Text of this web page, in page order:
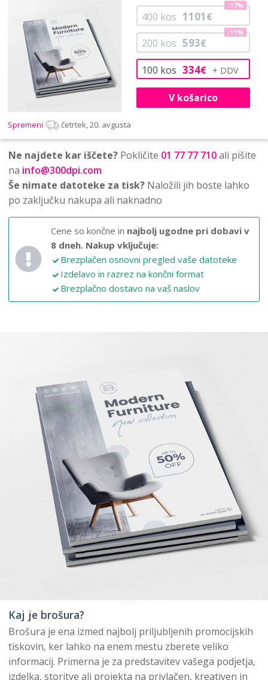
100 kos 334€
200 kos 593€
-11%
400 kos 1101€
-17%
V košarico
Spremeni četrtek, 20. avgusta
Ne najdete kar iščete? Pokličite 01 77 77 710ali pišite
na info@300dpi.com
Še nimate datoteke za tisk? Naložili jih boste lahko
po zaključku nakupa ali naknadno
Cene so končne in najbolj ugodne pri dobavi v
8 dneh. Nakup vključuje:
Brezplačen osnovni pregled vaše datoteke
Izdelavo in razrez na končni format
Brezplačno dostavo na vaš naslov
Kaj je brošura?
Brošura je ena izmed najbolj priljubljenih promocijskih
tiskovin, ker lahko na enem mestu zberete veliko
informacij. Primerna je za predstavitev vašega podjetja,
izdelka, storitve ali projekta na privlačen, kreativen in